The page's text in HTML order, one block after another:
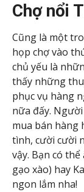
Chợ nổi
Cũng là một
họp chợ vào
chủ yếu là
thấy những
phục vụ hàng
nữa đấy.
mua bán hàng
tình, cười cười
vậy. Bạn có
gạo xào) hay
ngon lắm nha!